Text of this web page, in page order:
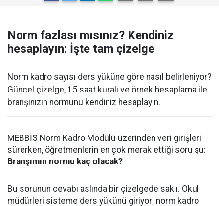
Norm fazlası mısınız? Kendiniz
hesaplayın: İşte tam çizelge
Norm kadro sayısı ders yüküne göre nasıl belirleniyor?
Güncel çizelge, 15 saat kuralı ve örnek hesaplama ile
branşınızın normunu kendiniz hesaplayın.
MEBBİS Norm Kadro Modülü üzerinden veri girişleri
sürerken, öğretmenlerin en çok merak ettiği soru şu:
Branşımın normu kaç olacak?
Bu sorunun cevabı aslında bir çizelgede saklı. Okul
müdürleri sisteme ders yükünü giriyor; norm kadro